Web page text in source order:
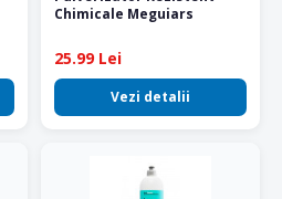
Chimicale Meguiars
25.99 Lei
Vezi detalii